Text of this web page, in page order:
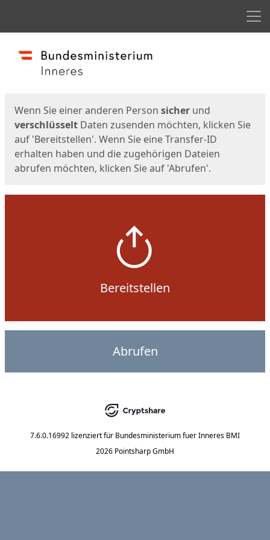
Start
Wenn Sie einer anderen Person sicher und
verschlüsselt Daten zusenden möchten, klicken Sie
auf 'Bereitstellen'. Wenn Sie eine Transfer-ID
erhalten haben und die zugehörigen Dateien
abrufen möchten, klicken Sie auf 'Abrufen'.
Bereitstellen
Abrufen
7.6.0.16992 lizenziert für Bundesministerium fuer Inneres BMI
2026 Pointsharp GmbH